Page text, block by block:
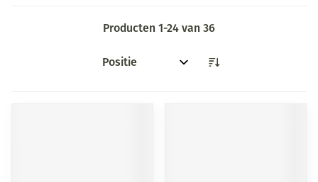
Producten 1-24 van 36
Sorteer op: